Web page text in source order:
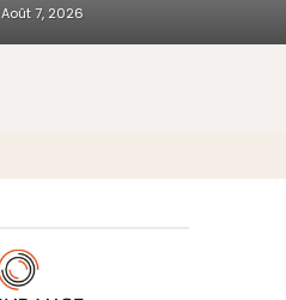
Août 7, 2026